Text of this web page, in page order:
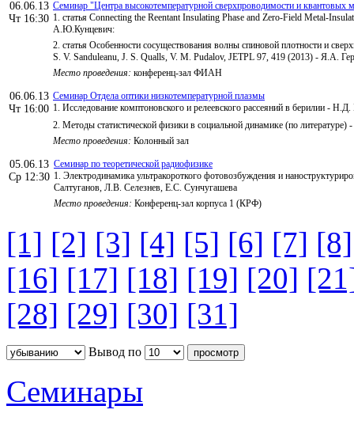
06.06.13
Чт 16:30
Семинар "Центра высокотемпературной сверхпроводимости и квантовых
1. статья Connecting the Reentant Insulating Phase and Zero-Field Metal-
А.Ю.Кунцевич:
2. статья Особенности сосуществования волны спиновой плотности и
S. V. Sanduleanu, J. S. Qualls, V. M. Pudalov, JETPL 97, 419 (2013) - Я.А.
Место проведения: конференц-зал ФИАН
06.06.13
Чт 16:00
Семинар Отдела оптики низкотемпературной плазмы
1. Исследование комптоновского и релеевского рассеяний в берилии - Н.Д.
2. Методы статистической физики в социальной динамике (по литературе)
Место проведения: Колонный зал
05.06.13
Ср 12:30
Семинар по теоретической радиофизике
1. Электродинамика ультракороткого фотовозбуждения и
Салтуганов, Л.В. Селезнев, Е.С. Сунчугашева
Место проведения: Конференц-зал корпуса 1 (КРФ)
[1] [2] [3] [4] [5] [6] [7] [8]
[16] [17] [18] [19] [20]
[28] [29] [30] [31]
Вывод по
Семинары